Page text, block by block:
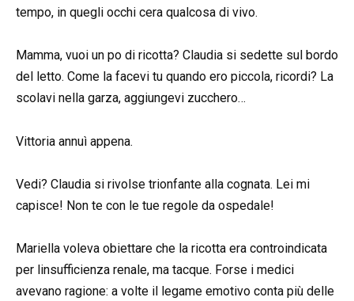
tempo, in quegli occhi cera qualcosa di vivo.
Mamma, vuoi un po di ricotta? Claudia si sedette sul bordo
del letto. Come la facevi tu quando ero piccola, ricordi? La
scolavi nella garza, aggiungevi zucchero…
Vittoria annuì appena.
Vedi? Claudia si rivolse trionfante alla cognata. Lei mi
capisce! Non te con le tue regole da ospedale!
Mariella voleva obiettare che la ricotta era controindicata
per linsufficienza renale, ma tacque. Forse i medici
avevano ragione: a volte il legame emotivo conta più delle